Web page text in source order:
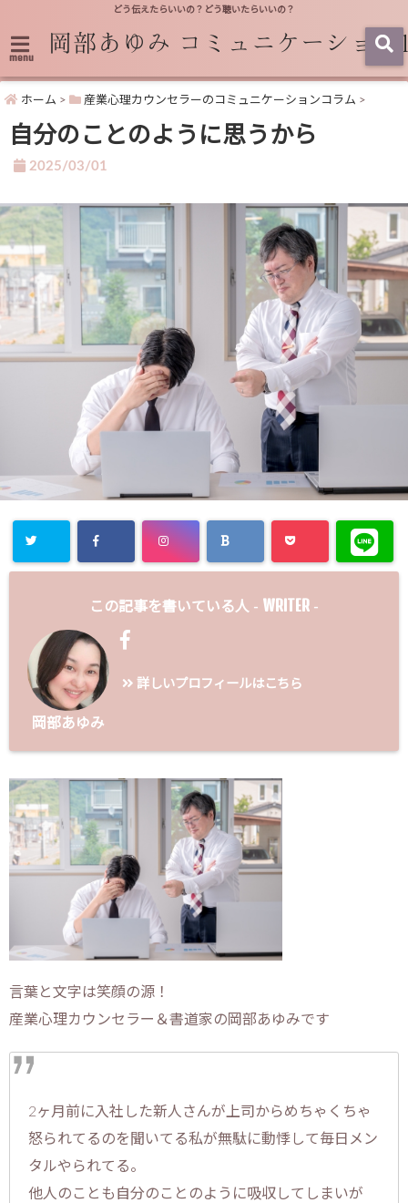
どう伝えたらいいの？どう聴いたらいいの？
menu
ホーム > 産業心理カウンセラーのコミュニケーションコラム >
自分のことのように思うから
2025/03/01
この記事を書いている人 - WRITER -
岡部あゆみ
詳しいプロフィールはこちら
言葉と文字は笑顔の源！
産業心理カウンセラー＆書道家の岡部あゆみです
2ヶ月前に入社した新人さんが上司からめちゃくちゃ
怒られてるのを聞いてる私が無駄に動悸して毎日メン
タルやられてる。
他人のことも自分のことのように吸収してしまいが